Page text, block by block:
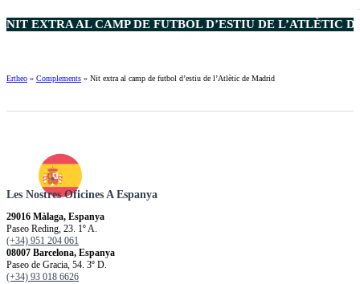
NIT EXTRA AL CAMP DE FUTBOL D’ESTIU DE L’ATLÈTIC
Ertheo » Complements » Nit extra al camp de futbol d’estiu de l’Atlètic de Madrid
Les Nostres Oficines A Espanya
29016 Màlaga, Espanya
Paseo Reding, 23. 1º A.
(+34) 951 204 061
08007 Barcelona, Espanya
Paseo de Gracia, 54. 3º D.
(+34) 93 018 6626